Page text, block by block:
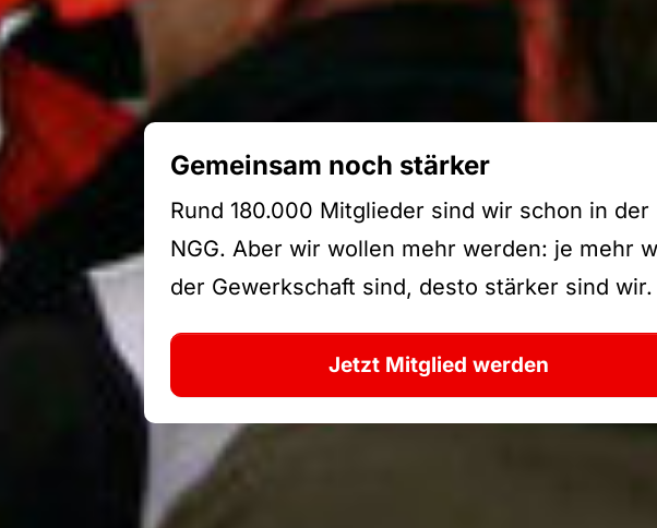
Gemeinsam noch stärker
Rund 180.000 Mitglieder sind wir schon in der
NGG. Aber wir wollen mehr werden: je mehr
der Gewerkschaft sind, desto stärker sind wir.
Jetzt Mitglied werden